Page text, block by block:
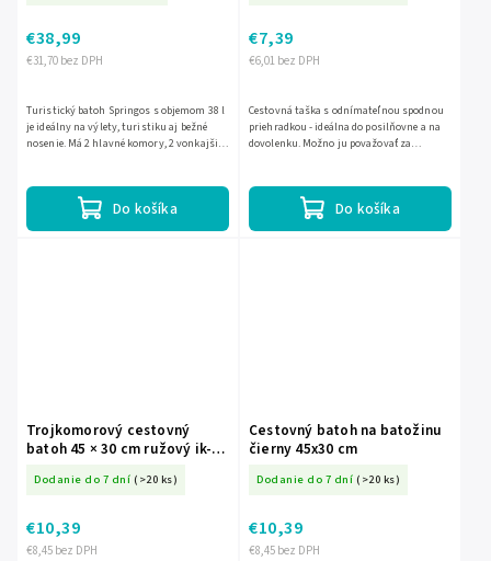
€31,70 bez DPH
€38,99
Do košíka
Turistický batoh Springos s objemom 38 l
je ideálny na výlety, turistiku aj bežné
nosenie. Má 2 hlavné komory, 2 vonkajšie
€6,01 bez DPH
€7,39
Do košíka
Cestovná taška s odnímateľnou spodnou
priehradkou - ideálna do posilňovne a na
dovolenku. Možno ju považovať za
Trojkomorový cestovný
batoh 45 × 30 cm ružový ik-
Dodanie do 7 dní (>20 ks)
€8,45 bez DPH
€10,39
Cestovný batoh na batožinu
čierny 45x30 cm
Dodanie do 7 dní (>20 ks)
€8,45 bez DPH
€10,39